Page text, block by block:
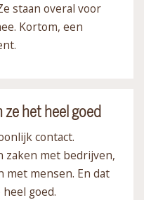
staan overal voor
Kortom, een
het heel goed
contact.
zaken met bedrijven,
met mensen. En dat
goed.